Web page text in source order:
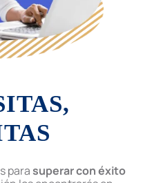
para superar con éxito